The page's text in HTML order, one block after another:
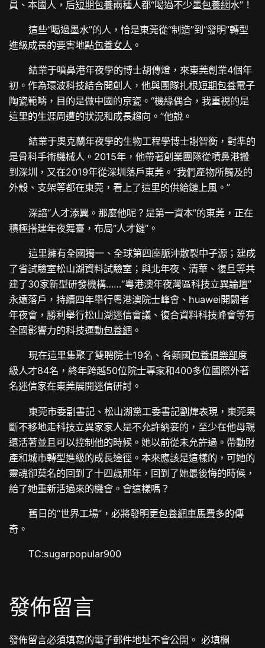
員、本國人，后短期包養兩種人都“喝過不少墨包養網水”！
這些“喝過墨水”的人，恰是東莞從“制造”到“發明”轉型
進級成長的要害地點包養女人 。
結業于噴鼻港年夜學的博士胡傳燈，來東莞創業4個年
初。作為環波科技結合開創人，他與團隊扎根短期包養電子
陶瓷範疇，目的是做中國的京瓷。“機緣偶合，我重視的是
這里的生涯周遭的狀況和成長趨向。”他說。
結業于奧克蘭年夜學的生物工程學博士謝智衡，對準的
是骨科手術機械人。2015年，他帶著創業團隊從噴鼻港搬
到深圳，又在2019年從深圳落戶東莞。“我們產物所觸及的
外殼、支架等都在東莞，看上了這里的供給鏈上風。”
深諳“人才添翼。那麼他呢？是第一資本”的東莞，正在
積極搭建年夜舞臺，布局“人才鏈”。
這里擁有全國獨一、全球第四座脈沖散裂中子源；建成
了省試驗室松山湖資料試驗室；與北年夜、清華、復旦等共
建了30家新型研發機構……“粵港澳年夜灣區科技立異論壇”
永遠落戶，持續四年舉行粵港澳院士峰會、huawei開闢者
年夜會，勝利舉行松山湖迷信會議、復合資料科技峰會等有
全國影響力的科技運動包養網 。
現在這里集聚了雙聘院士19名、各類國包養俱樂部度
級人才84名，終年跨越50位院士專家和400多位國際外著
名迷信家在東莞展開迷信研討。
東莞市委副書記、松山湖黨工委書記劉煒表現，東莞果
斷不移地走科技立異家家人是不允許納妾的，至少在他母親
還活著並且可以控制他的時候。她以前從未允許過。帶動財
產和城市轉型進級的成長途徑。本來應該是這樣的，可她的
靈魂卻莫名的回到了十四歲那年，回到了她最後悔的時候，
給了她重新活過來的機會。會這樣嗎？
舊日的“世界工場”，必將發明更包養網車馬費多的傳
奇。
TC:sugarpopular900
發佈留言
發佈留言必須填寫的電子郵件地址不會公開。 必填欄